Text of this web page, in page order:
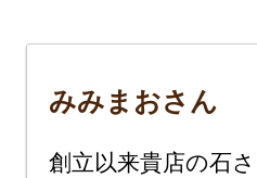
みみまおさん
創立以来貴店の石